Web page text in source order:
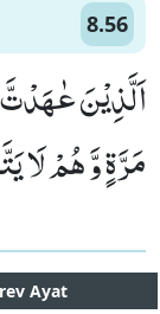
8.56
اَلَّذِیْنَ
مَرَّةٍ وَّ هُمْ لَا
Ayat